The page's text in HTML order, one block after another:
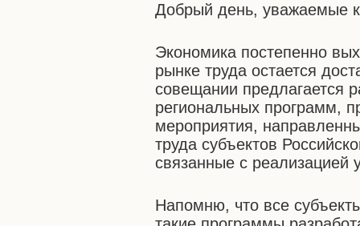
Добрый день, уважаемые
Экономика постепенно
рынке труда остается
совещании предлагается
региональных программ,
мероприятия,
труда субъектов
связанные с реализацией
Напомню, что все